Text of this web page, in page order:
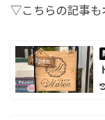
▽こちらの記事も